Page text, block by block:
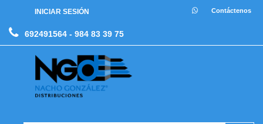
INICIAR SESIÓN Contáctenos
692491564 - 984 83 39 75